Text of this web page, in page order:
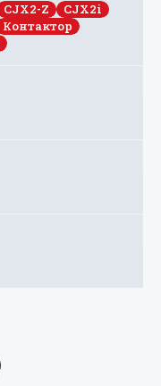
CJX2-Z
CJX2i
Контактор